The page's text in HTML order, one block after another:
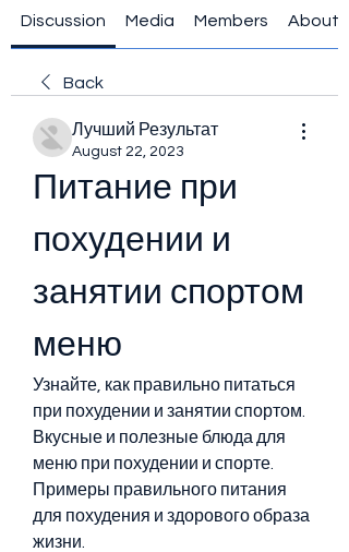
Discussion Media Members About
Back
Лучший Результат
August 22, 2023
Питание при
похудении и
занятии спортом
меню
Узнайте, как правильно питаться
при похудении и занятии спортом.
Вкусные и полезные блюда для
меню при похудении и спорте.
Примеры правильного питания
для похудения и здорового образа
жизни.